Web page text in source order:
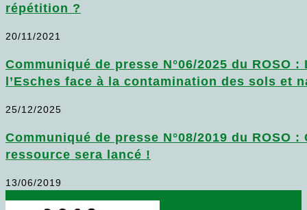
répétition ?
20/11/2021
Communiqué de presse N°06/2025 du
l’Esches face à la contamination des sols et
25/12/2025
Communiqué de presse N°08/2019 du
ressource sera lancé !
13/06/2019